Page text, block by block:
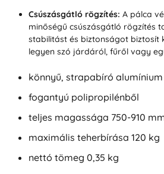
Csúszásgátló rögzítés: A pálca
minőségű csúszásgátló rögzítés
stabilitást és biztonságot biztosít
legyen szó járdáról, fűről vagy
könnyű, strapabíró
fogantyú polipropilénből
teljes magassága 750-910
maximális teherbírása 120 kg
nettó tömeg 0,35 kg